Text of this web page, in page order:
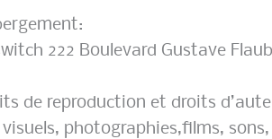
222 Boulevard Gustave
de reproduction et droits
visuels, photographies,films,